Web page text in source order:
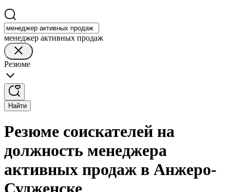
менеджер активных продаж
Резюме
Найти
Резюме соискателей на
должность менеджера
активных продаж в Анжеро-